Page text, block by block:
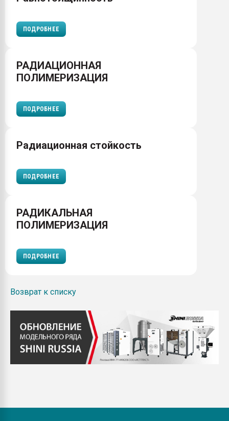
ПОДРОБНЕЕ
РАДИАЦИОННАЯ
ПОЛИМЕРИЗАЦИЯ
ПОДРОБНЕЕ
Радиационная стойкость
ПОДРОБНЕЕ
РАДИКАЛЬНАЯ
ПОЛИМЕРИЗАЦИЯ
ПОДРОБНЕЕ
Возврат к списку